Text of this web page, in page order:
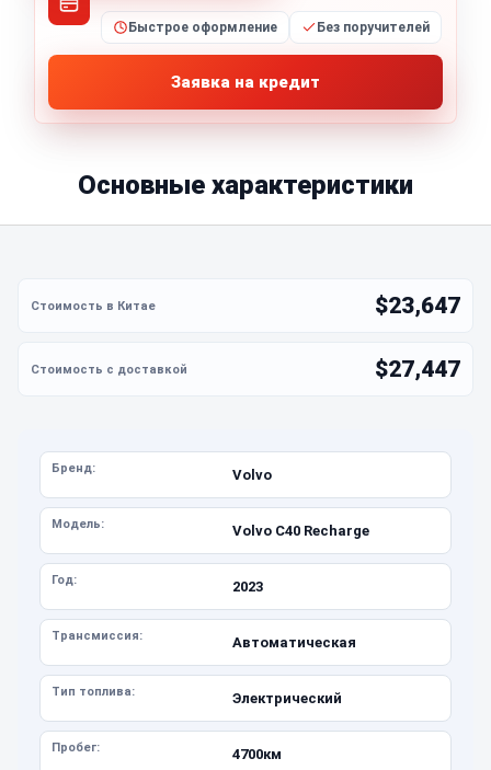
Быстрое оформление Без поручителей
Заявка на кредит
Основные характеристики
$23,647
$27,447
Бренд: Volvo
Модель: Volvo C40 Recharge
Год: 2023
Трансмиссия: Автоматическая
Тип топлива: Электрический
Пробег: 4700км